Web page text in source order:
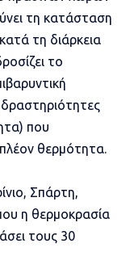
τη κατάσταση
τη διάρκεια
το
που
θερμότητα.
Σπάρτη,
η θερμοκρασία
τους 30